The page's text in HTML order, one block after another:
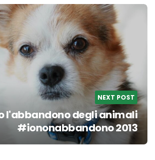
NEXT POST
l'abbandono degli animali
#iononabbandono 2013